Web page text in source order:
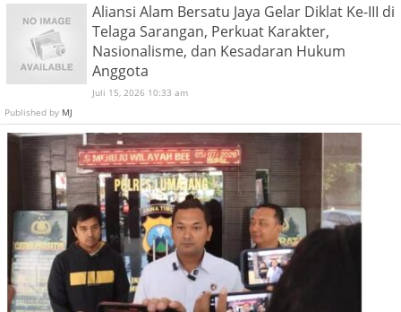
Aliansi Alam Bersatu Jaya Gelar Diklat Ke-III di
Telaga Sarangan, Perkuat Karakter,
Nasionalisme, dan Kesadaran Hukum
Anggota
Juli 15, 2026 10:33 am
Published by MJ